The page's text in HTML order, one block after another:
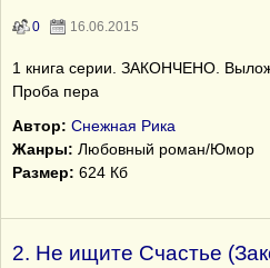
0 16.06.2015
1 книга серии. ЗАКОНЧЕНО.
Проба пера
Автор: Снежная Рика
Жанры: Любовный роман/Юмор
Размер: 624 Кб
2. Не ищите Счастье